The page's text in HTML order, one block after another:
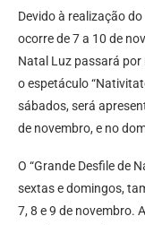
Devido à realização
ocorre de 7 a 10 de
Natal Luz passará
o espetáculo
sábados, será
de novembro, e no
O “Grande Desfile de
sextas e domingos,
7, 8 e 9 de novembro.